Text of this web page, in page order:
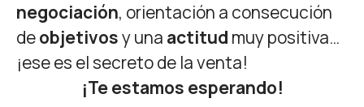
negociación, orientación a consecución
deobjetivosy una actitud muy positiva…
¡ese es el secreto de la venta!
¡Te estamos esperando!